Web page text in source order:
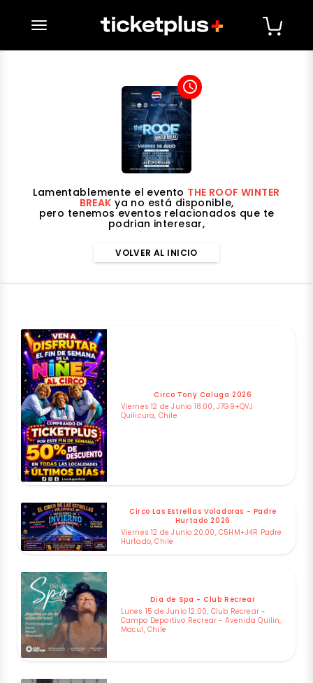
desplegar navegación
access_time
Lamentablemente el evento THE ROOF WINTER
BREAK ya no está disponible,
pero tenemos eventos relacionados que te
podrian interesar,
VOLVER AL INICIO
Circo Tony Caluga 2026
Viernes 12 de Junio 18:00, J7G9+QVJ
Quilicura, Chile
Circo Las Estrellas Voladoras - Padre
Hurtado 2026
Viernes 12 de Junio 20:00, C5HM+J4R Padre
Hurtado, Chile
Dia de Spa - Club Recrear
Lunes 15 de Junio 12:00, Club Recrear -
Campo Deportivo Recrear - Avenida Quilin,
Macul, Chile